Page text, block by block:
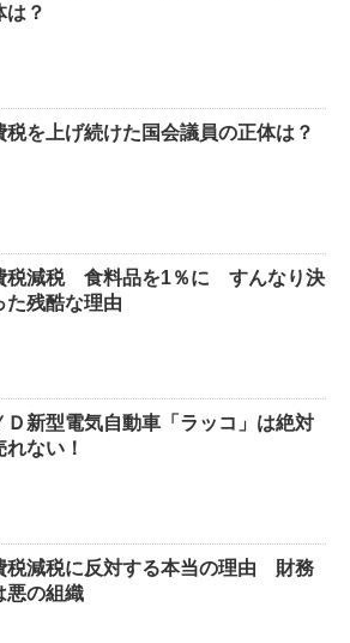
は？
税を上げ続けた国会議員の正体は？
税減税 食料品を1％に すんなり決
た残酷な理由
Ｄ新型電気自動車「ラッコ」は絶対
れない！
税減税に反対する本当の理由 財務
悪の組織